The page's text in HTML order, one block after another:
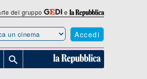
del gruppo e
Accedi
